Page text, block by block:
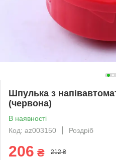
Шпулька з
(червона)
В наявності
Код: az003150
Роздріб
206 ₴ 212 ₴